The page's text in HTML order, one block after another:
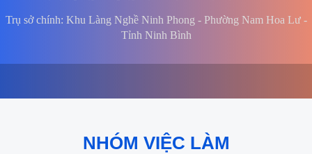
Trụ sở chính: Khu Làng Nghề Ninh Phong - Phường Nam Hoa Lư -
Tỉnh Ninh Bình
NHÓM VIỆC LÀM